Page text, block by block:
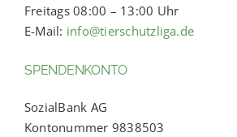
Freitags 08:00 – 13:00 Uhr
E-Mail: info@tierschutzliga.de
SPENDENKONTO
SozialBank AG
Kontonummer 9838503